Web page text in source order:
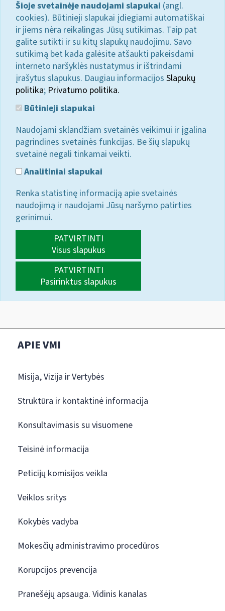
Šioje svetainėje naudojami slapukai (angl.
cookies). Būtinieji slapukai įdiegiami automatiškai
ir jiems nėra reikalingas Jūsų sutikimas. Taip pat
galite sutikti ir su kitų slapukų naudojimu. Savo
sutikimą bet kada galėsite atšaukti pakeisdami
interneto naršyklės nustatymus ir ištrindami
įrašytus slapukus. Daugiau informacijos Slapukų
politika; Privatumo politika.
Būtinieji slapukai
Naudojami sklandžiam svetainės veikimui ir įgalina
pagrindines svetainės funkcijas. Be šių slapukų
svetainė negali tinkamai veikti.
Analitiniai slapukai
Renka statistinę informaciją apie svetainės
naudojimą ir naudojami Jūsų naršymo patirties
gerinimui.
PATVIRTINTI
Visus slapukus
PATVIRTINTI
Pasirinktus slapukus
APIE VMI
Misija, Vizija ir Vertybės
Struktūra ir kontaktinė informacija
Konsultavimasis su visuomene
Teisinė informacija
Peticijų komisijos veikla
Veiklos sritys
Kokybės vadyba
Mokesčių administravimo procedūros
Korupcijos prevencija
Pranešėjų apsauga. Vidinis kanalas